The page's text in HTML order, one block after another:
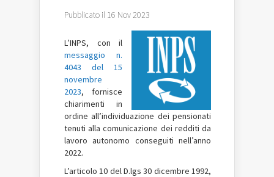
Pubblicato il 16 Nov 2023
L’INPS, con il
messaggio n.
4043 del 15
novembre
2023, fornisce
chiarimenti in
ordine all’individuazione dei pensionati
tenuti alla comunicazione dei redditi da
lavoro autonomo conseguiti nell’anno
2022.
L’articolo 10 del D.lgs 30 dicembre 1992,